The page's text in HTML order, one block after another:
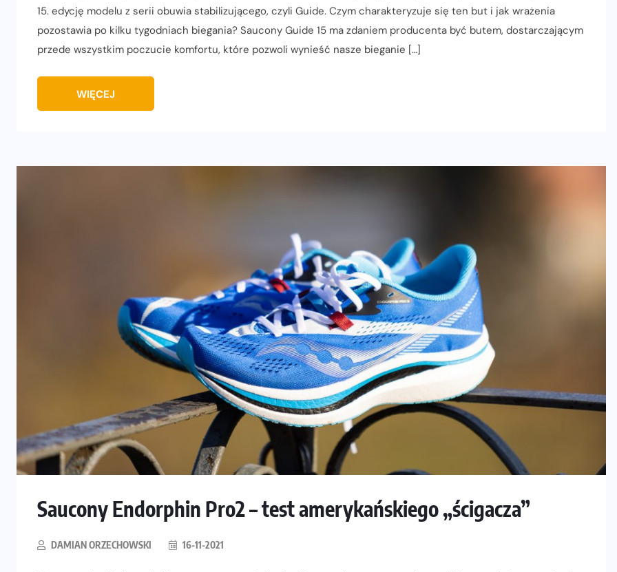
15. edycję modelu z serii obuwia stabilizującego, czyli Guide. Czym charakteryzuje się ten but i jak wrażenia
pozostawia po kilku tygodniach biegania? Saucony Guide 15 ma zdaniem producenta być butem, dostarczającym
przede wszystkim poczucie komfortu, które pozwoli wynieść nasze bieganie […]
WIĘCEJ
Saucony Endorphin Pro2 – test amerykańskiego „ścigacza”
DAMIAN ORZECHOWSKI 16-11-2021